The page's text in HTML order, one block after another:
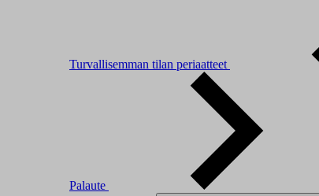
Turvallisemman tilan periaatteet
Palaute